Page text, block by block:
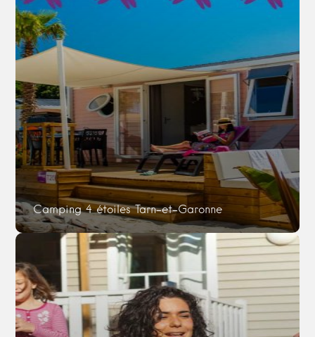
Camping 4 étoiles Tarn-et-Garonne